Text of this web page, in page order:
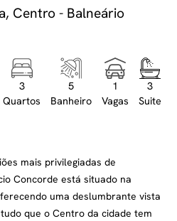
Centro - Balneário
3
Quartos
5
Banheiro
1
Vagas
3
Suite
mais privilegiadas de
Concorde está situado na
uma deslumbrante vista
que o Centro da cidade tem